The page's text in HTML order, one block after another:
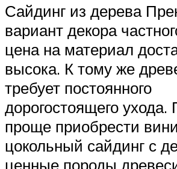
Сайдинг из дерева
вариант декора
цена на материал
высока. К тому же
требует постоянного
дорогостоящего ухода.
проще приобрести
цокольный сайдинг с
ценные породы